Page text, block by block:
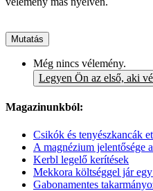
Mutatás
Még nincs vélemény.
Legyen Ön az első, aki
Magazinunkból:
Csikók és tenyészkancák
A magnézium jelentősége
Kerbl legelő kerítések
Mekkora költséggel jár
Gabonamentes